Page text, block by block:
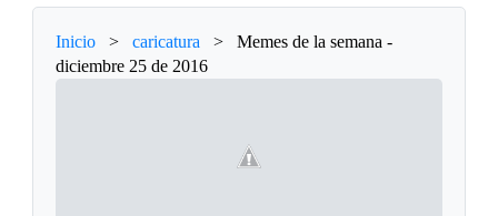
Inicio > caricatura >
Memes de la semana -
diciembre 25 de 2016